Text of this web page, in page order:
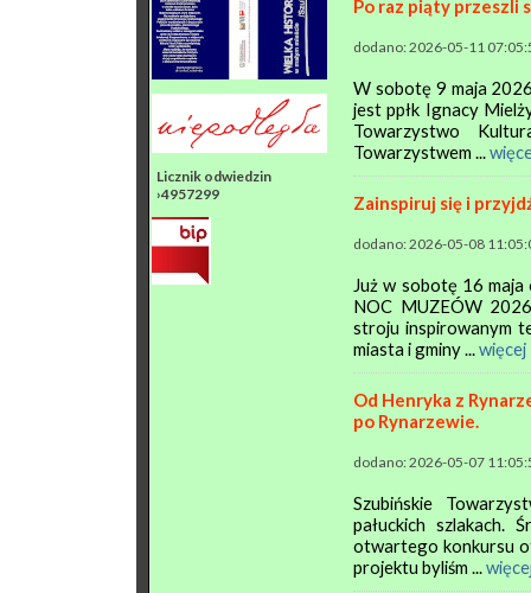
Licznik odwiedzin
›4957299
Po raz piąty przeszli
dodano: 2026-05-11
W sobotę 9 maja
jest ppłk Ignacy
Towarzystwo
Towarzystwem ...
Zainspiruj się i
dodano: 2026-05-08
Już w sobotę 16
NOC MUZEÓW
stroju inspirowanym
miasta i gminy ...więcej
Od Henryka z
po Rynarzewie.
dodano: 2026-05-07
Szubińskie
pałuckich szlakach.
otwartego konkursu
projektu byliśm ...